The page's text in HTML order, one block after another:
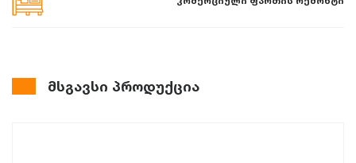
მსგავსი პროდუქცია